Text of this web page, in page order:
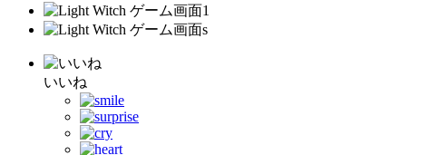
いいね